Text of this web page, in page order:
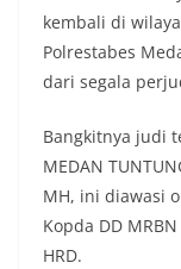
kembali di
Polrestabes
dari segala
Bangkitnya judi
MEDAN
MH, ini diawasi
Kopda DD
HRD.